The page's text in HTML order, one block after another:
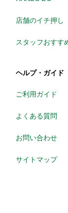
店舗のイチ押し
スタッフおすす
ヘルプ・ガイド
ご利用ガイド
よくある質問
お問い合わせ
サイトマップ